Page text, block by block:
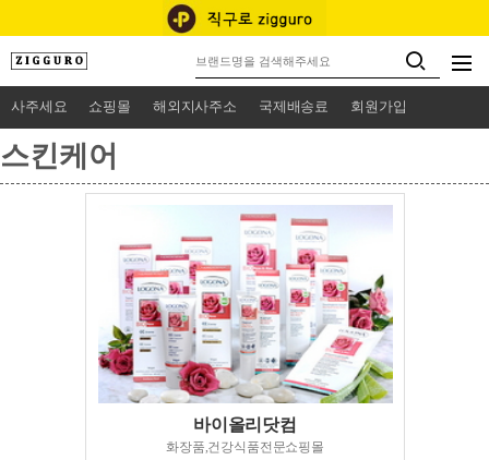
사주세요 쇼핑몰 해외지사주소 국제배송료 회원가입
스킨케어
바이올리닷컴
화장품,건강식품전문쇼핑몰